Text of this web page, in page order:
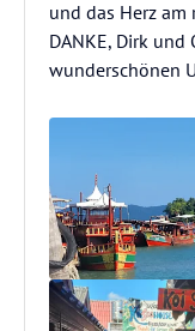
und das Herz am
DANKE, Dirk
wunderschönen